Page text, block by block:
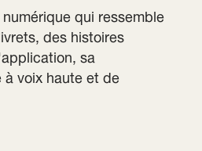
qui ressemble
des histoires
sa
voix haute et de